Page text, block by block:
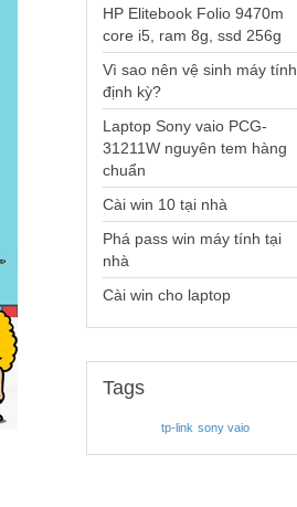
HP Elitebook Folio 9470m
core i5, ram 8g, ssd 256g
Vì sao nên vệ sinh máy tính
định kỳ?
Laptop Sony vaio PCG-
31211W nguyên tem hàng
chuẩn
Cài win 10 tại nhà
Phá pass win máy tính tại
nhà
Cài win cho laptop
Tags
tp-link sony vaio